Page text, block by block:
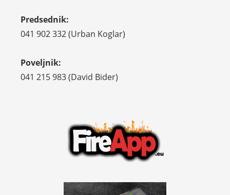
Predsednik:
041 902 332 (Urban Koglar)
Poveljnik:
041 215 983 (David Bider)